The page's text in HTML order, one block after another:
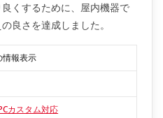
くするために、屋内機器で
良さを達成しました。
情報表示
カスタム対応